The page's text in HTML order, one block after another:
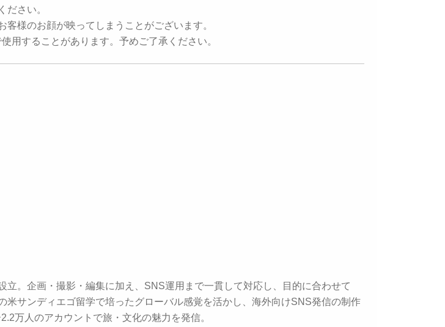
ださい。
様のお顔が映ってしまうことがございます。
することがあります。予めご了承ください。
。企画・撮影・編集に加え、SNS運用まで一貫して対応し、目的に合わせて
米サンディエゴ留学で培ったグローバル感覚を活かし、海外向けSNS発信の制作
万人のアカウントで旅・文化の魅力を発信。